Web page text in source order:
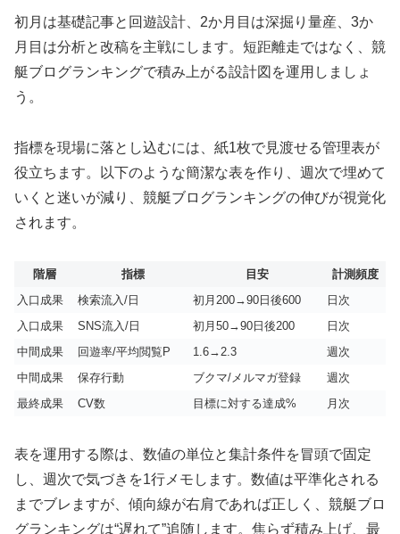
初月は基礎記事と回遊設計、2か月目は深掘り量産、3か
月目は分析と改稿を主戦にします。短距離走ではなく、競
艇ブログランキングで積み上がる設計図を運用しましょ
う。
指標を現場に落とし込むには、紙1枚で見渡せる管理表が
役立ちます。以下のような簡潔な表を作り、週次で埋めて
いくと迷いが減り、競艇ブログランキングの伸びが視覚化
されます。
階層 指標 目安
計測頻度
入口成果
検索流入/日 初月200→90日後600
日次
入口成果
SNS流入/日 初月50→90日後200
日次
中間成果
回遊率/平均閲覧P 1.6→2.3
週次
中間成果
保存行動 ブクマ/メルマガ登録
週次
最終成果
CV数 目標に対する達成% 月次
表を運用する際は、数値の単位と集計条件を冒頭で固定
し、週次で気づきを1行メモします。数値は平準化される
までブレますが、傾向線が右肩であれば正しく、競艇ブロ
グランキングは“遅れて”追随します。焦らず積み上げ、最